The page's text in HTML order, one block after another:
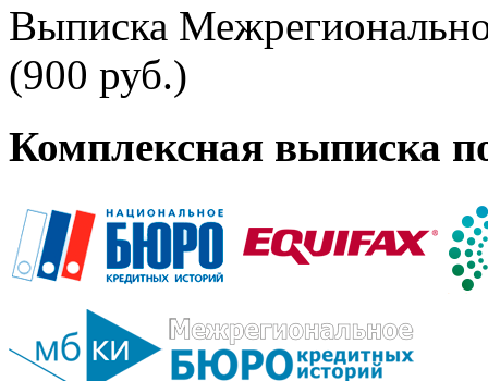
Выписка
(900 руб.)
Комплексная выписка